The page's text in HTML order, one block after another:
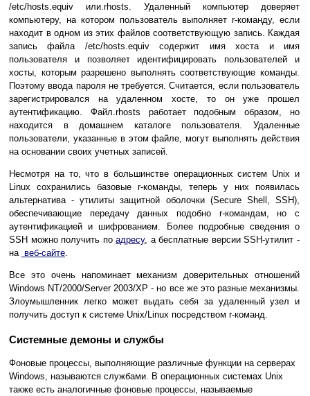
/etc/hosts.equiv или.rhosts. Удаленный компьютер доверяет
компьютеру, на котором пользователь выполняет r-команду, если
находит в одном из этих файлов соответствующую запись. Каждая
запись файла /etc/hosts.equiv содержит имя хоста и имя
пользователя и позволяет идентифицировать пользователей и
хосты, которым разрешено выполнять соответствующие команды.
Поэтому ввода пароля не требуется. Считается, если пользователь
зарегистрировался на удаленном хосте, то он уже прошел
аутентификацию. Файл.rhosts работает подобным образом, но
находится в домашнем каталоге пользователя. Удаленные
пользователи, указанные в этом файле, могут выполнять действия
на основании своих учетных записей.
Несмотря на то, что в большинстве операционных систем Unix и
Linux сохранились базовые r-команды, теперь у них появилась
альтернатива - утилиты защитной оболочки (Secure Shell, SSH),
обеспечивающие передачу данных подобно r-командам, но с
аутентификацией и шифрованием. Более подробные сведения о
SSH можно получить поадресу, а бесплатные версии SSH-утилит -
на веб-сайте.
Все это очень напоминает механизм доверительных отношений
Windows NT/2000/Server 2003/XP - но все же это разные механизмы.
Злоумышленник легко может выдать себя за удаленный узел и
получить доступ к системе Unix/Linux посредством r-команд.
Системные демоны и службы
Фоновые процессы, выполняющие различные функции на серверах
Windows, называются службами. В операционных системах Unix
также есть аналогичные фоновые процессы, называемые